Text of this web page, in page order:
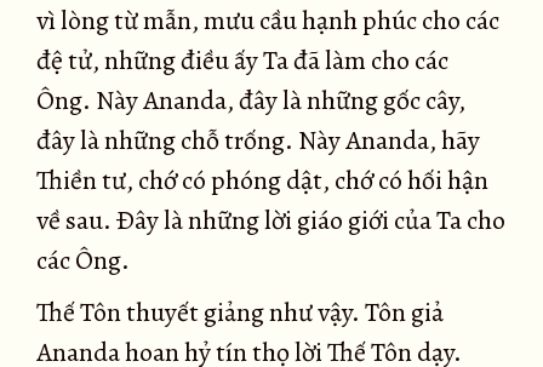
vì lòng từ mẫn, mưu cầu hạnh phúc cho các
đệ tử, những điều ấy Ta đã làm cho các
Ông. Này Ananda, đây là những gốc cây,
đây là những chỗ trống. Này Ananda, hãy
Thiền tư, chớ có phóng dật, chớ có hối hận
về sau. Ðây là những lời giáo giới của Ta cho
các Ông.
Thế Tôn thuyết giảng như vậy. Tôn giả
Ananda hoan hỷ tín thọ lời Thế Tôn dạy.